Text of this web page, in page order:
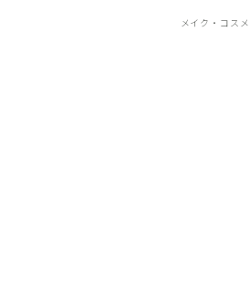
メイク・コスメ